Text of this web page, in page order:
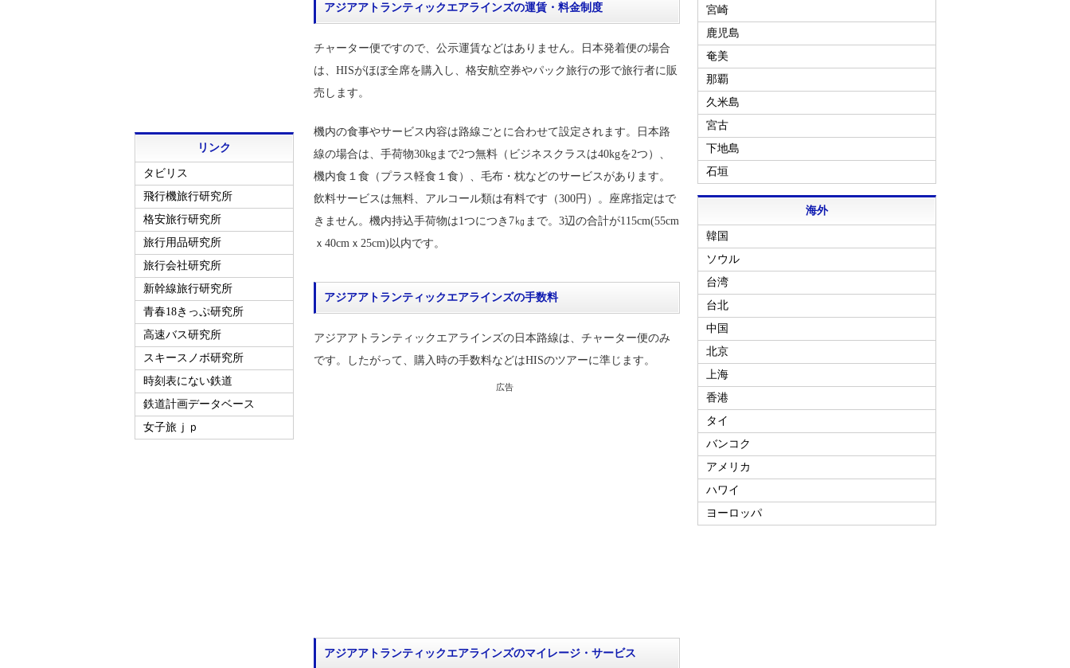
アジアアトランティックエアラインズの運賃・料金制度
チャーター便ですので、公示運賃などはありません。日本発着便の場合
は、HISがほぼ全席を購入し、格安航空券やパック旅行の形で旅行者に販
売します。
機内の食事やサービス内容は路線ごとに合わせて設定されます。日本路
線の場合は、手荷物30kgまで2つ無料（ビジネスクラスは40kgを2つ）、
機内食１食（プラス軽食１食）、毛布・枕などのサービスがあります。
飲料サービスは無料、アルコール類は有料です（300円）。座席指定はで
きません。機内持込手荷物は1つにつき7㎏まで。3辺の合計が115cm(55cm
ｘ40cmｘ25cm)以内です。
アジアアトランティックエアラインズの手数料
アジアアトランティックエアラインズの日本路線は、チャーター便のみ
です。したがって、購入時の手数料などはHISのツアーに準じます。
広告
アジアアトランティックエアラインズのマイレージ・サービス
リンク
タビリス
飛行機旅行研究所
格安旅行研究所
旅行用品研究所
旅行会社研究所
新幹線旅行研究所
青春18きっぷ研究所
高速バス研究所
スキースノボ研究所
時刻表にない鉄道
鉄道計画データベース
女子旅ｊｐ
宮崎
鹿児島
奄美
那覇
久米島
宮古
下地島
石垣
海外
韓国
ソウル
台湾
台北
中国
北京
上海
香港
タイ
バンコク
アメリカ
ハワイ
ヨーロッパ